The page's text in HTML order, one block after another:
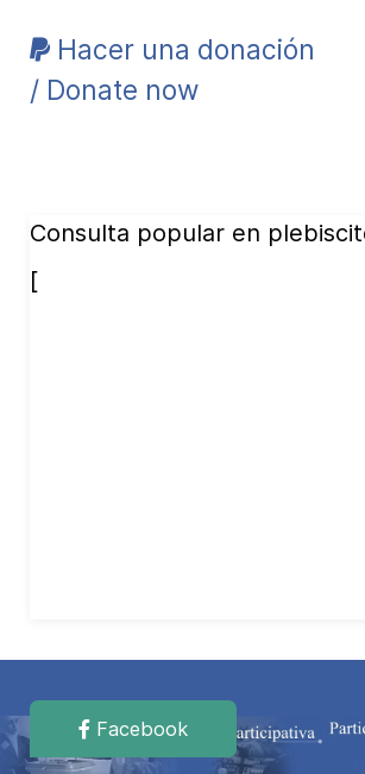
Hacer una donación
/ Donate now
Consulta popular en
[
Facebook